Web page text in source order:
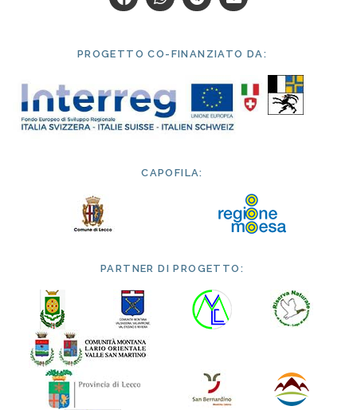
PROGETTO CO-FINANZIATO DA:
CAPOFILA:
PARTNER DI PROGETTO: